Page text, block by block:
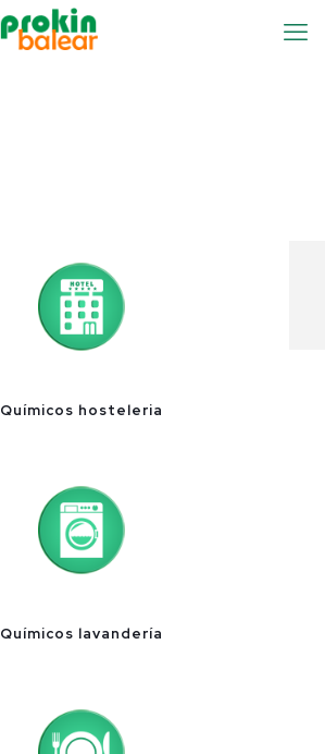
Químicos hosteleria
Químicos lavandería